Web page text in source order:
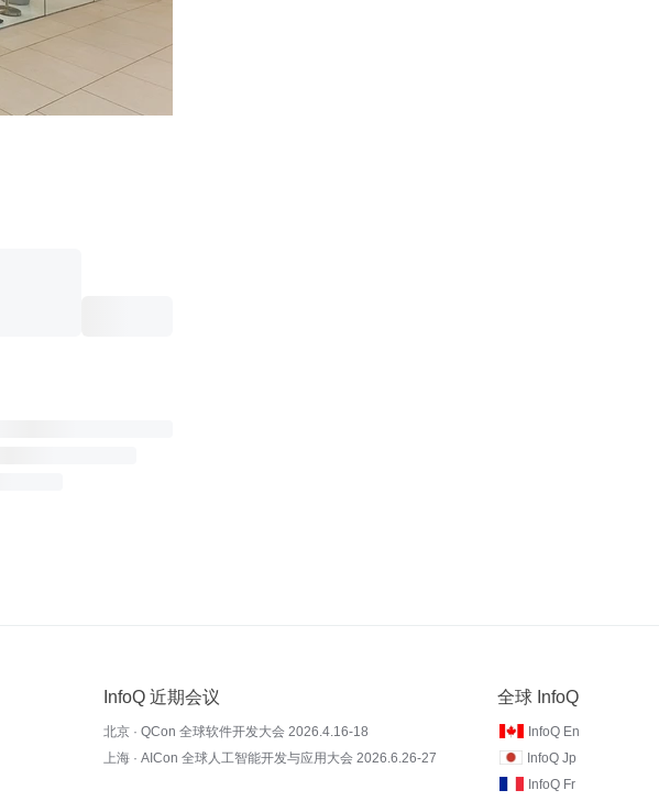
InfoQ 近期会议
北京 · QCon 全球软件开发大会 2026.4.16-18
上海 · AICon 全球人工智能开发与应用大会 2026.6.26-27
全球 InfoQ
InfoQ En
InfoQ Jp
InfoQ Fr